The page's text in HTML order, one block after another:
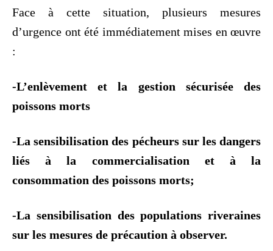
Face à cette situation, plusieurs mesures
d’urgence ont été immédiatement mises en œuvre
:
-L’enlèvement et la gestion sécurisée des
poissons morts
-La sensibilisation des pécheurs sur les dangers
liés à la commercialisation et à la
consommation des poissons morts;
-La sensibilisation des populations riveraines
sur les mesures de précaution à observer.